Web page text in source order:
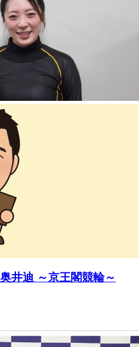
井迪 ～京王閣競輪～